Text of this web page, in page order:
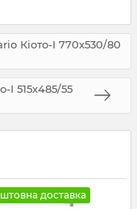
Кіото-I 770х530/80
515х485/55
доставка